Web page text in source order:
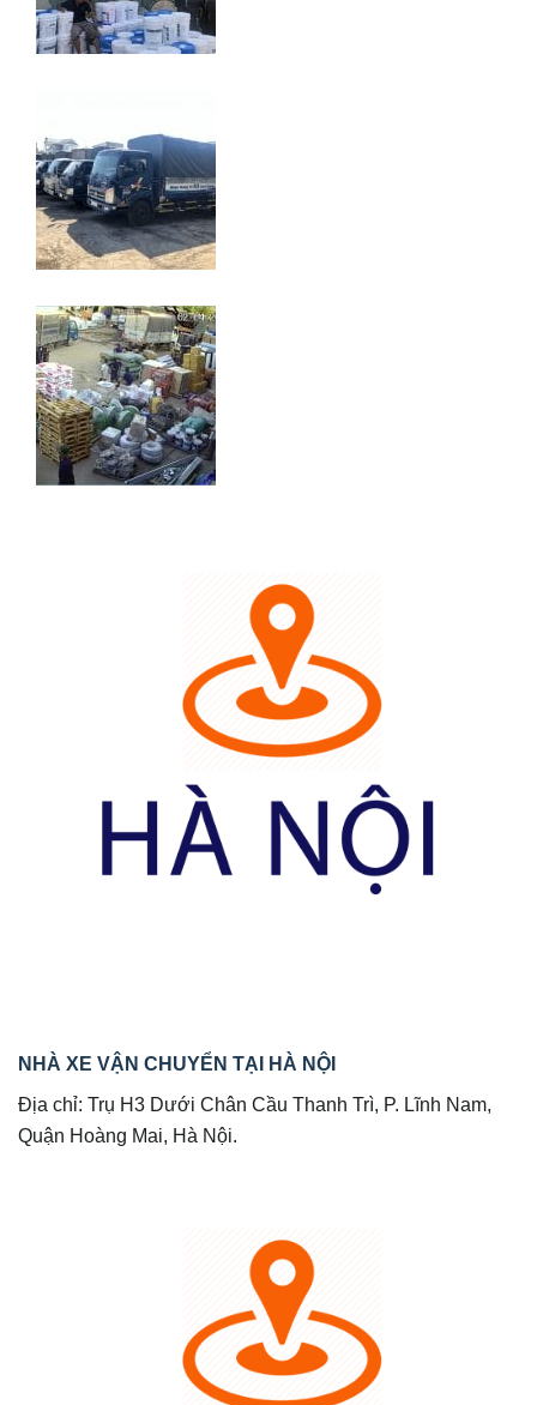
NHÀ XE VẬN CHUYỂN TẠI HÀ NỘI
Địa chỉ: Trụ H3 Dưới Chân Cầu Thanh Trì, P. Lĩnh Nam,
Quận Hoàng Mai, Hà Nội.